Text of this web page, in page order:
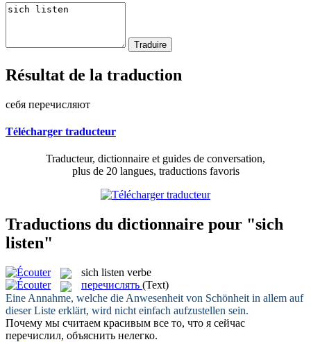
Résultat de la traduction
себя перечисляют
Télécharger traducteur
Traducteur, dictionnaire et guides de conversation,
plus de 20 langues, traductions favoris
Traductions du dictionnaire pour "sich
listen"
sich listen verbe
перечислять (Text)
Eine Annahme, welche die Anwesenheit von Schönheit in allem auf
dieserListe erklärt, wird nicht einfach aufzustellen sein.
Почему мы считаем красивым все то, что я сейчас
перечислил, объяснить нелегко.